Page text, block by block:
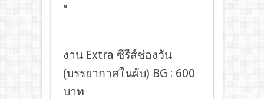
»
งาน Extra ซีรีส์ช่องวัน
(บรรยากาศในผับ) BG : 600
บาท